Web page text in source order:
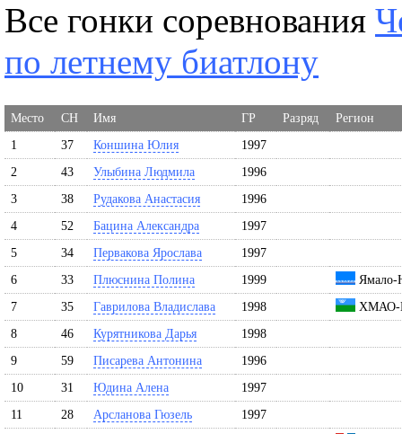
Все гонки соревнования
по летнему биатлону
Место СН Имя ГР Разряд
Регион
1
37 Коншина Юлия
1997
2
43 Улыбина Людмила
1996
3
38 Рудакова Анастасия
1996
4
52 Бацина Александра
1997
5
34 Первакова Ярослава
1997
6
33 Плюснина Полина 1999
Ямало-
7
35 Гаврилова Владислава 1998
ХМАО-
8
46 Курятникова Дарья
1998
9
59 Писарева Антонина
1996
10
31 Юдина Алена
1997
11
28 Арсланова Гюзель
1997